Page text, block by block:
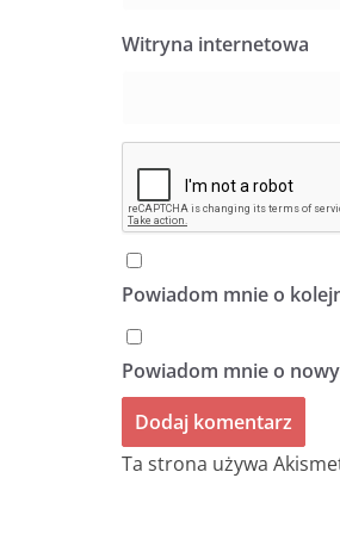
Witryna internetowa
Powiadom mnie o
Powiadom mnie o
Ta strona używa